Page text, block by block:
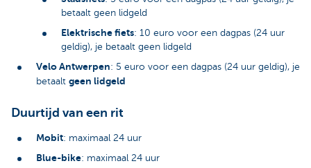
betaalt geen lidgeld
Elektrische fiets: 10 euro voor een dagpas (24 uur
geldig), je betaalt geen lidgeld
Velo Antwerpen: 5 euro voor een dagpas (24 uur geldig), je
betaalt geen lidgeld
Duurtijd van een rit
Mobit: maximaal 24 uur
Blue-bike: maximaal 24 uur